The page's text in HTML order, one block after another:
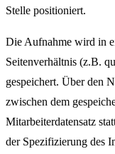
Stelle positioniert.
Die Aufnahme wird in
Seitenverhältnis (z.B.
gespeichert. Über den
zwischen dem
Mitarbeiterdatensatz
der Spezifizierung des